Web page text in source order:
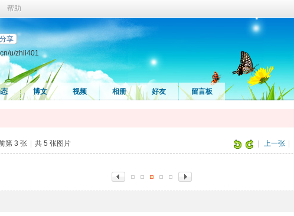
帮助
分享
u/zhli401
博文 视频 相册 好友 留言板
上一张
第 3 张 共 5 张图片